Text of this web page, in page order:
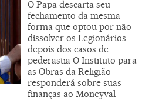
O Papa descarta seu
fechamento da mesma
forma que optou por não
dissolver os Legionários
depois dos casos de
pederastia O Instituto para
as Obras da Religião
responderá sobre suas
finanças ao Moneyval